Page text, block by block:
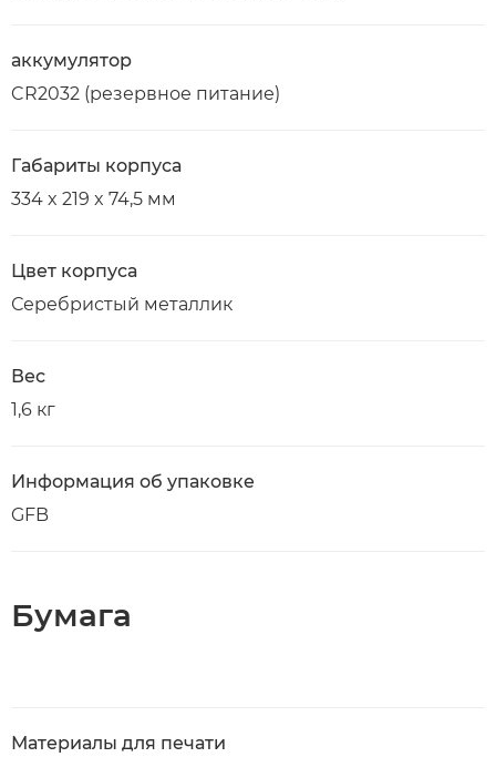
аккумулятор
CR2032 (резервное питание)
Габариты корпуса
334 x 219 x 74,5 мм
Цвет корпуса
Серебристый металлик
Вес
1,6 кг
Информация об упаковке
GFB
Бумага
Материалы для печати